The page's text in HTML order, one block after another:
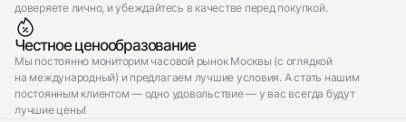
доверяете лично, и убеждайтесь в качестве перед покупкой.
Честное ценообразование
Мы постоянно мониторим часовой рынок Москвы (с оглядкой
на международный) и предлагаем лучшие условия. А стать нашим
постоянным клиентом — одно удовольствие — у вас всегда будут
лучшие цены!